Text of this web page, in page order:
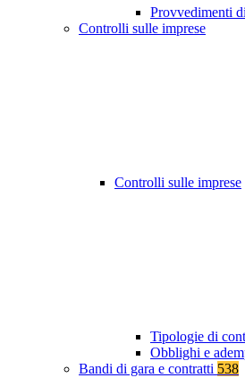
Provvedimenti
Controlli sulle imprese
Controlli sulle imprese
Tipologie di
Obblighi e
Bandi di gara e contratti 538